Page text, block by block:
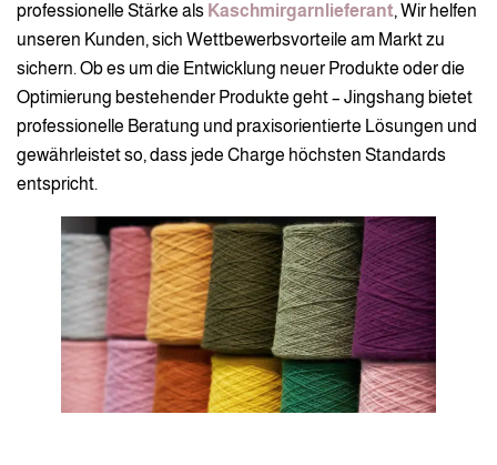
professionelle Stärke als Kaschmirgarnlieferant, Wir helfen
unseren Kunden, sich Wettbewerbsvorteile am Markt zu
sichern. Ob es um die Entwicklung neuer Produkte oder die
Optimierung bestehender Produkte geht – Jingshang bietet
professionelle Beratung und praxisorientierte Lösungen und
gewährleistet so, dass jede Charge höchsten Standards
entspricht.